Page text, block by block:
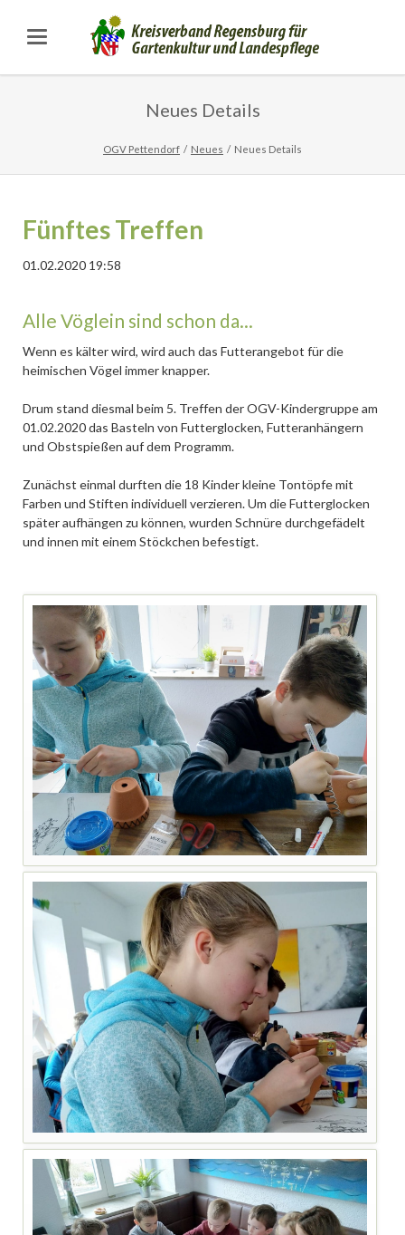
Neues Details
OGV Pettendorf Neues Neues Details
Fünftes Treffen
01.02.2020 19:58
Alle Vöglein sind schon da...
Wenn es kälter wird, wird auch das Futterangebot für die
heimischen Vögel immer knapper.
Drum stand diesmal beim 5. Treffen der OGV-Kindergruppe am
01.02.2020 das Basteln von Futterglocken, Futteranhängern
und Obstspießen auf dem Programm.
Zunächst einmal durften die 18 Kinder kleine Tontöpfe mit
Farben und Stiften individuell verzieren. Um die Futterglocken
später aufhängen zu können, wurden Schnüre durchgefädelt
und innen mit einem Stöckchen befestigt.